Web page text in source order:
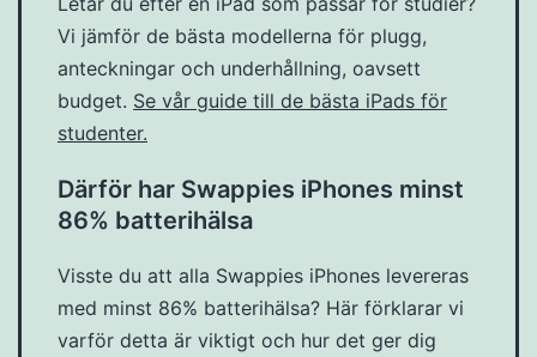
Vi jämför de bästa modellerna för plugg,
anteckningar och underhållning, oavsett
budget. Se vår guide till de bästa iPads för
studenter.
Därför har Swappies iPhones minst
86% batterihälsa
Visste du att alla Swappies iPhones levereras
med minst 86% batterihälsa? Här förklarar vi
varför detta är viktigt och hur det ger dig